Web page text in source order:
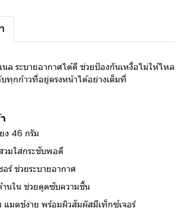
ล ระบายอากาศได้ดี ช่วยป้องกันเหงื่อไม่ให้ไหล
ทุกก้าวที่อยู่ตรงหน้าได้อย่างเต็มที่
ง 46 กรัม
วมใส่กระชับพอดี
อร์ ช่วยระบายอากาศ
นใน ช่วยดูดซับความชื้น
แมตช์ง่าย พร้อมผิวสัมผัสมีเท็กซ์เจอร์